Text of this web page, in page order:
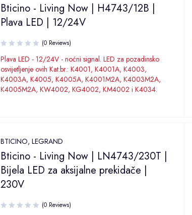
Bticino - Living Now | H4743/12B |
Plava LED | 12/24V
(0 Reviews)
Plava LED - 12/24V - noćni signal. LED za pozadinsko
osvijetljenje ovih Kat.br.: K4001, K4001A, K4003,
K4003A, K4005, K4005A, K4001M2A, K4003M2A,
K4005M2A, KW4002, KG4002, KM4002 i K4034.
BTICINO,LEGRAND
Bticino - Living Now | LN4743/230T |
Bijela LED za aksijalne prekidače |
230V
(0 Reviews)